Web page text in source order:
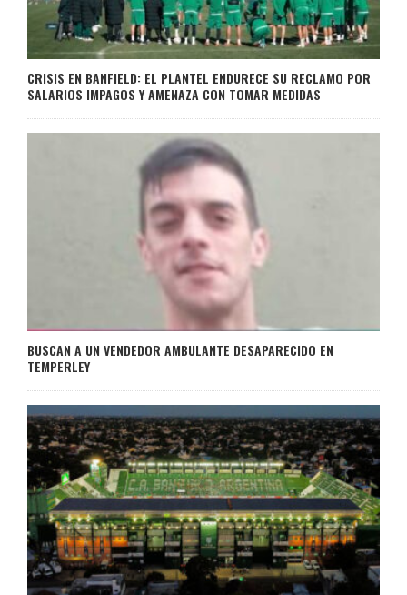
CRISIS EN BANFIELD: EL PLANTEL ENDURECE SU RECLAMO POR
SALARIOS IMPAGOS Y AMENAZA CON TOMAR MEDIDAS
BUSCAN A UN VENDEDOR AMBULANTE DESAPARECIDO EN
TEMPERLEY